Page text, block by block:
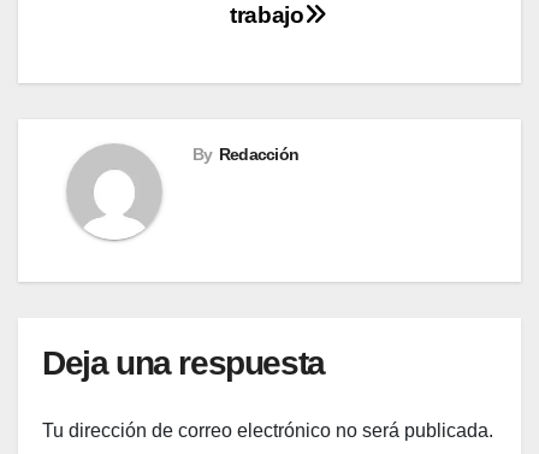
trabajo
By Redacción
Deja una respuesta
Tu dirección de correo electrónico no será publicada.